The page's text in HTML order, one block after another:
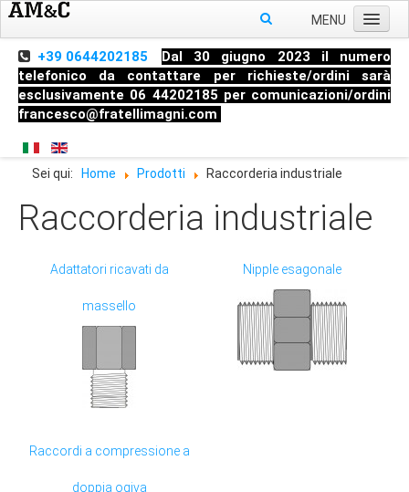
MENU
Home
Chi siamo
Prodotti
Pressione
Temperatura
Livello
Raccorderia industriale
Termometri
Trasmettitori di Pressione
+39 0644202185
Dal 30 giugno 2023 il numero
telefonico da contattare per richieste/ordini sarà
esclusivamente 06 44202185 per comunicazioni/ordini
francesco@fratellimagni.com
Sei qui: Home Prodotti Raccorderia industriale
Raccorderia industriale
Adattatori ricavati da
massello
Nipple esagonale
Raccordi a compressione a
doppia ogiva